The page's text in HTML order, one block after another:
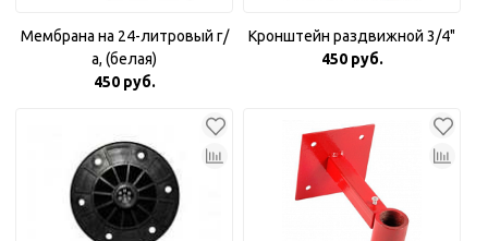
Мембрана на 24-литровый г/
а, (белая)
450 руб.
Кронштейн раздвижной 3/4"
450 руб.